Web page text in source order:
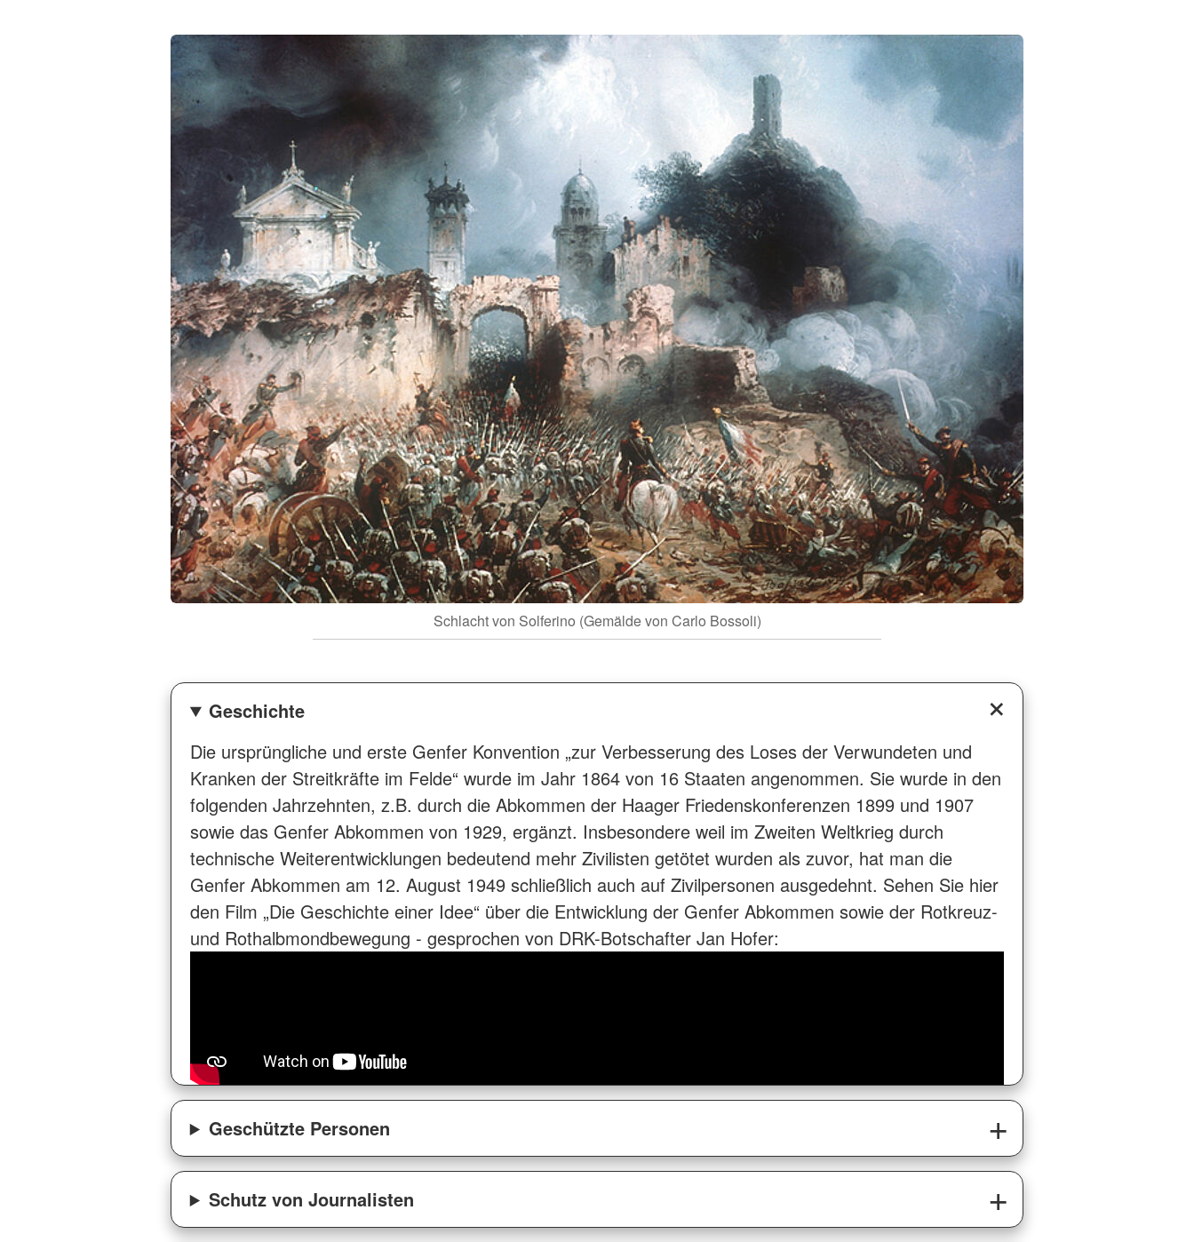
Schlacht von Solferino (Gemälde von Carlo Bossoli)
Geschichte
Die ursprüngliche und erste Genfer Konvention „zur Verbesserung des Loses der Verwundeten und
Kranken der Streitkräfte im Felde“ wurde im Jahr 1864 von 16 Staaten angenommen. Sie wurde in den
folgenden Jahrzehnten, z.B. durch die Abkommen der Haager Friedenskonferenzen 1899 und 1907
sowie das Genfer Abkommen von 1929, ergänzt. Insbesondere weil im Zweiten Weltkrieg durch
technische Weiterentwicklungen bedeutend mehr Zivilisten getötet wurden als zuvor, hat man die
Genfer Abkommen am 12. August 1949 schließlich auch auf Zivilpersonen ausgedehnt. Sehen Sie hier
den Film „Die Geschichte einer Idee“ über die Entwicklung der Genfer Abkommen sowie der Rotkreuz-
und Rothalbmondbewegung - gesprochen von DRK-Botschafter Jan Hofer:
Geschützte Personen
Schutz von Journalisten